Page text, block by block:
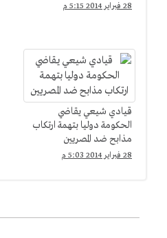
28 فبراير 2014 5:15 م
قيادي شيعي يقاضي
الحكومة دوليا بتهمة ارتكاب
مذابح ضد المصريين
28 فبراير 2014 5:03 م